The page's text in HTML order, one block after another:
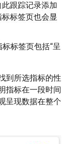
跟踪记录添加
标签页也会显
标标签页包括“呈
到所选指标的性
指标在一段时间
呈现数据在整个